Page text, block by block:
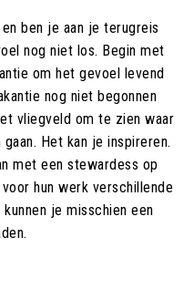
ben je aan je terugreis
nog niet los. Begin met
om het gevoel levend
nog niet begonnen
vliegveld om te zien waar
Het kan je inspireren.
met een stewardess op
hun werk verschillende
je misschien een